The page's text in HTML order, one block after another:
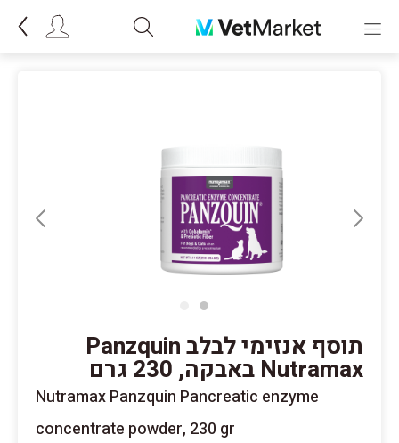
תוסף אנזימי לבלב Panzquin
Nutramax באבקה, 230 גרם
Nutramax Panzquin Pancreatic enzyme
concentrate powder, 230 gr